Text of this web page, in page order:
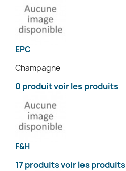
EPC
Champagne
0 produitvoir les produits
F&H
17 produitsvoir les produits